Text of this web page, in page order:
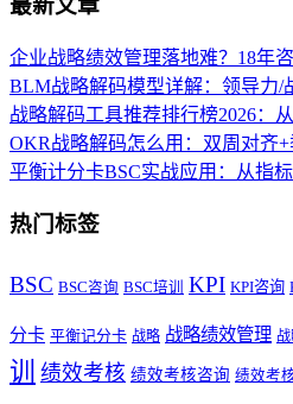
最新文章
企业战略绩效管理落地难？18年
BLM战略解码模型详解：领导力/
战略解码工具推荐排行榜2026：
OKR战略解码怎么用：双周对齐
平衡计分卡BSC实战应用：从指
热门标签
BSC BSC咨询 BSC培训 KPI KPI咨询
分卡 平衡记分卡 战略 战略绩效管理
训 绩效考核 绩效考核咨询 绩效考